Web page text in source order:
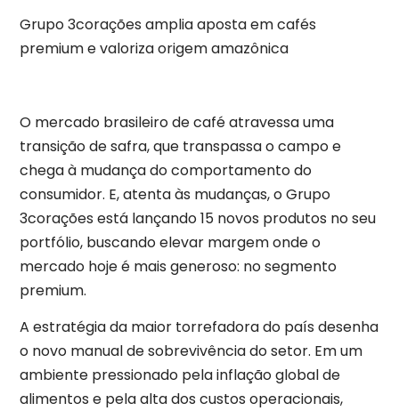
Grupo 3corações amplia aposta em cafés
premium e valoriza origem amazônica
O mercado brasileiro de café atravessa uma
transição de safra, que transpassa o campo e
chega à mudança do comportamento do
consumidor. E, atenta às mudanças, o Grupo
3corações está lançando 15 novos produtos no seu
portfólio, buscando elevar margem onde o
mercado hoje é mais generoso: no segmento
premium.
A estratégia da maior torrefadora do país desenha
o novo manual de sobrevivência do setor. Em um
ambiente pressionado pela inflação global de
alimentos e pela alta dos custos operacionais,